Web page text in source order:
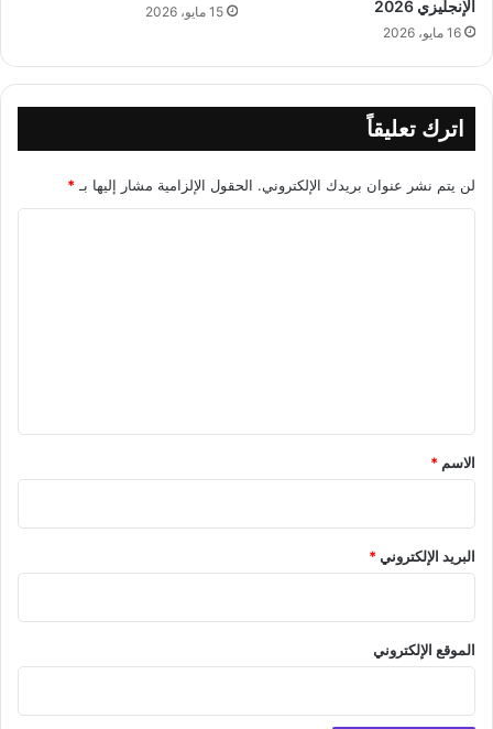
الإنجليزي 2026
16 مايو، 2026
15 مايو، 2026
اترك تعليقاً
لن يتم نشر عنوان بريدك الإلكتروني. الحقول الإلزامية مشار إليها بـ *
*
الاسم *
البريد الإلكتروني*
الموقع الإلكتروني